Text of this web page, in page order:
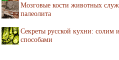
Мозговые кости животных
палеолита
Секреты русской кухни:
способами